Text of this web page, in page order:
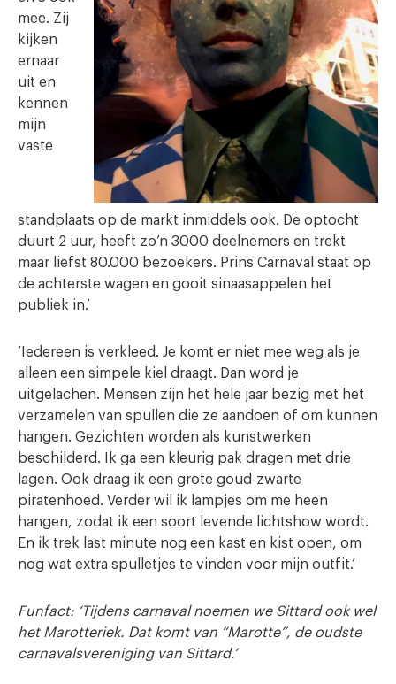
mee. Zij
kijken
ernaar
uit en
kennen
mijn
vaste
standplaats op de markt inmiddels ook. De optocht
duurt 2 uur, heeft zo’n 3000 deelnemers en trekt
maar liefst 80.000 bezoekers. Prins Carnaval staat op
de achterste wagen en gooit sinaasappelen het
publiek in.’
‘Iedereen is verkleed. Je komt er niet mee weg als je
alleen een simpele kiel draagt. Dan word je
uitgelachen. Mensen zijn het hele jaar bezig met het
verzamelen van spullen die ze aandoen of om kunnen
hangen. Gezichten worden als kunstwerken
beschilderd. Ik ga een kleurig pak dragen met drie
lagen. Ook draag ik een grote goud-zwarte
piratenhoed. Verder wil ik lampjes om me heen
hangen, zodat ik een soort levende lichtshow wordt.
En ik trek last minute nog een kast en kist open, om
nog wat extra spulletjes te vinden voor mijn outfit.’
Funfact: ‘Tijdens carnaval noemen we Sittard ook wel
het Marotteriek. Dat komt van “Marotte”, de oudste
carnavalsvereniging van Sittard.’